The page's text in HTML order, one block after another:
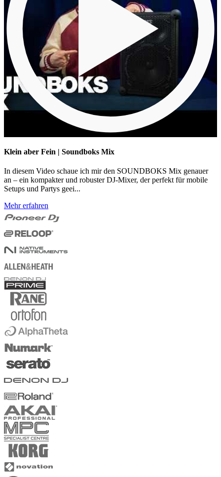
Klein aber Fein | Soundboks Mix
In diesem Video schaue ich mir den SOUNDBOKS Mix genauer
an – ein kompakter und robuster DJ-Mixer, der perfekt für mobile
Setups und Partys geei...
Mehr erfahren